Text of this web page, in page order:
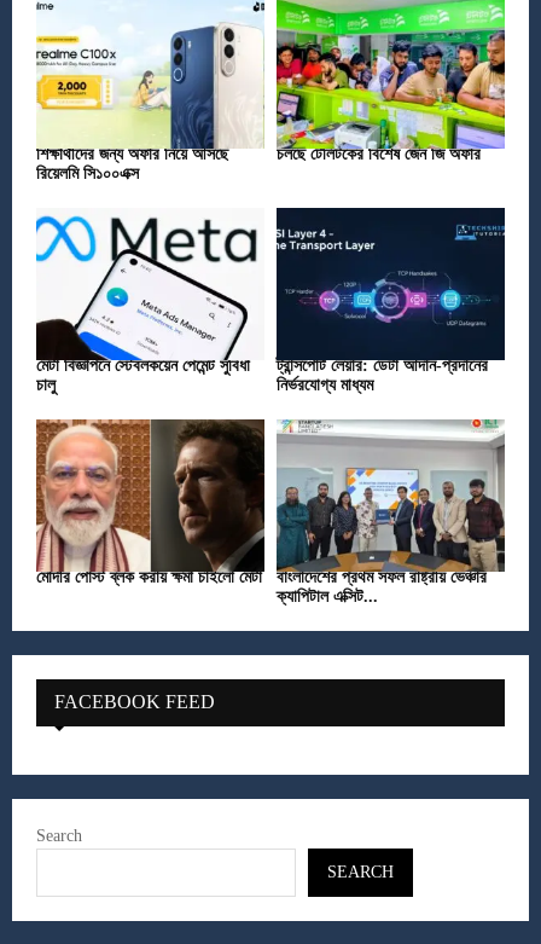
শিক্ষার্থীদের জন্য অফার নিয়ে আসছে
রিয়েলমি সি১০০এক্স
চলছে টেলিটকের বিশেষ জেন জি অফার
মেটা বিজ্ঞাপনে স্টেবলকয়েন পেমেন্ট সুবিধা
চালু
ট্রান্সপোর্ট লেয়ার: ডেটা আদান-প্রদানের
নির্ভরযোগ্য মাধ্যম
মোদীর পোস্ট ব্লক করায় ক্ষমা চাইলো মেটা
বাংলাদেশের প্রথম সফল রাষ্ট্রীয় ভেঞ্চার
ক্যাপিটাল এক্সিট...
FACEBOOK FEED
Search
SEARCH